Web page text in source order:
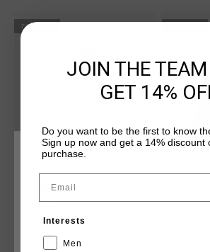
rebajas
Team Cruyff Tee - Bulgaria
€ 29,95 € 59,95
...
Team
ELIGE TU UBICACIÓN Y TU IDIOMA
JOIN THE
GET 14%
Do you want to be the first to know
Sign up now and get a 14% discount
purchase.
Interests
Men